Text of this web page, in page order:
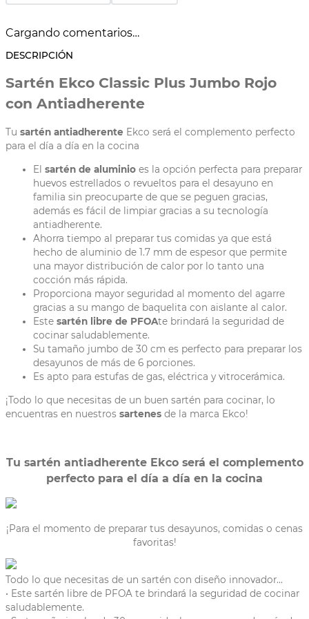
Cargando comentarios…
DESCRIPCIÓN
Sartén Ekco Classic Plus Jumbo Rojo
con Antiadherente
Tu sartén antiadherente Ekco será el complemento perfecto
para el día a día en la cocina
El sartén de aluminio es la opción perfecta para preparar
huevos estrellados o revueltos para el desayuno en
familia sin preocuparte de que se peguen gracias,
además es fácil de limpiar gracias a su tecnología
antiadherente.
Ahorra tiempo al preparar tus comidas ya que está
hecho de aluminio de 1.7 mm de espesor que permite
una mayor distribución de calor por lo tanto una
cocción más rápida.
Proporciona mayor seguridad al momento del agarre
gracias a su mango de baquelita con aislante al calor.
Este sartén libre de PFOAte brindará la seguridad de
cocinar saludablemente.
Su tamaño jumbo de 30 cm es perfecto para preparar los
desayunos de más de 6 porciones.
Es apto para estufas de gas, eléctrica y vitrocerámica.
¡Todo lo que necesitas de un buen sartén para cocinar, lo
encuentras en nuestros sartenes de la marca Ekco!
Tu sartén antiadherente Ekco será el complemento
perfecto para el día a día en la cocina
¡Para el momento de preparar tus desayunos, comidas o cenas
favoritas!
Todo lo que necesitas de un sartén con diseño innovador...
• Este sartén libre de PFOA te brindará la seguridad de cocinar
saludablemente.